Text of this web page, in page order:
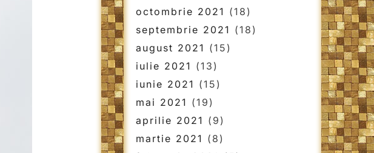
octombrie 2021 (18)
septembrie 2021 (18)
august 2021 (15)
iulie 2021 (13)
iunie 2021 (15)
mai 2021 (19)
aprilie 2021 (9)
martie 2021 (8)